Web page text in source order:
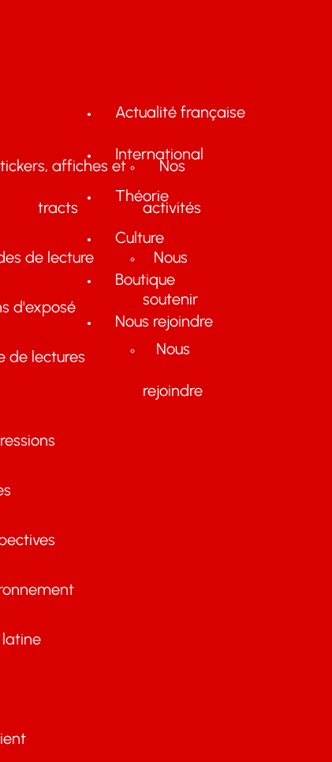
affiches et
tracts
de lecture
d'exposé
de lectures
Nos
activités
Nous
soutenir
Nous
rejoindre
Actualité française
International
Théorie
Culture
Boutique
Nous rejoindre